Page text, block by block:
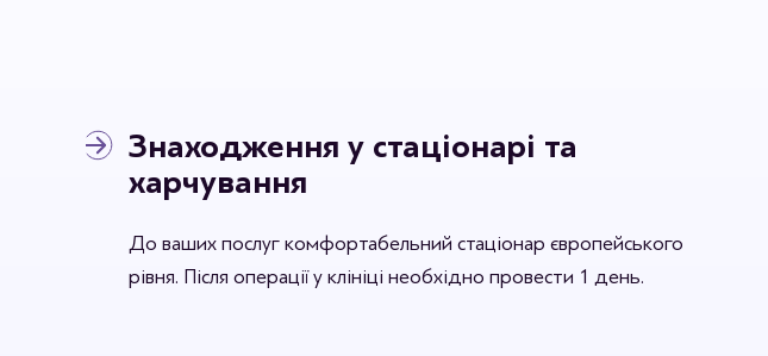
Знаходження у стаціонарі та
харчування
До ваших послуг комфортабельний стаціонар європейського
рівня. Після операції у клініці необхідно провести 1 день.